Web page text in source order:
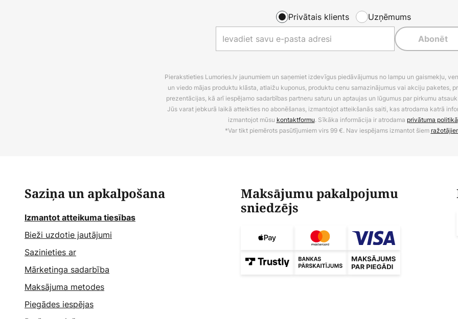
Privātais klients Uzņēmums
Abonēt
Pierakstieties Lumories.lv jaunumiem un saņemiet izdevīgus piedāvājumus no lampu un gaismekļu,
un viedo mājas produktu klāsta, atlaižu kuponus, produktu cenu samazinājumus vai akciju paketes,
prezentācijas, kā arī iespējamo sadarbības partneru saturu un aptaujas un lūgumus par pirkumu
Jūs varat jebkurā laikā atteikties no abonēšanas, izmantojot atteikšanās saiti, kas atrodama katrā
izmantojot mūsu kontaktformu. Sīkāka informācija ir atrodama privātuma politikā
*Var tikt piemērots pasūtījumiem virs 99 €. Nav iespējams izmantot šiem
Saziņa un apkalpošana
Izmantot atteikuma tiesības
Bieži uzdotie jautājumi
Sazinieties ar
Mārketinga sadarbība
Maksājuma metodes
Piegādes iespējas
Maksājumu pakalpojumu
sniedzējs